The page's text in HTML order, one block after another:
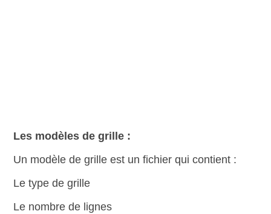
Les modèles de grille :
Un modèle de grille est un fichier qui contient :
Le type de grille
Le nombre de lignes